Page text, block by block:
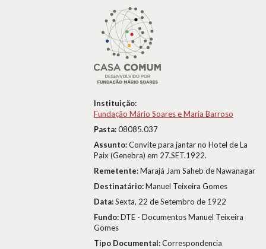
Instituição:
Fundação Mário Soares e Maria Barroso
Pasta:08085.037
Assunto:Convite para jantar no Hotel de La
Paix (Genebra) em 27.SET.1922.
Remetente:Marajá Jam Saheb de Nawanagar
Destinatário:Manuel Teixeira Gomes
Data:Sexta, 22 de Setembro de 1922
Fundo:DTE - Documentos Manuel Teixeira
Gomes
Tipo Documental:Correspondencia